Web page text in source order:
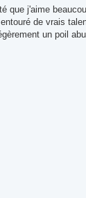
que j'aime
de vrais
un poil